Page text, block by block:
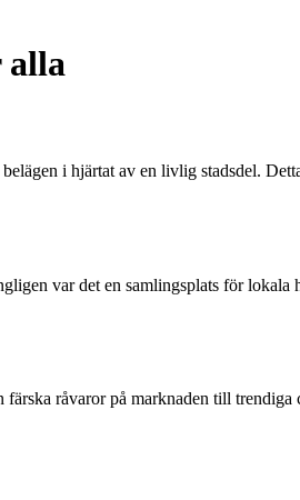
alla
i hjärtat av en livlig stadsdel.
var det en samlingsplats för
råvaror på marknaden till